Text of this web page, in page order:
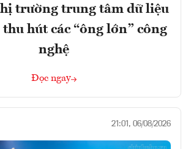
trường trung tâm dữ liệu
hút các “ông lớn” công
nghệ
Đọc ngay
21:01, 06/08/2026